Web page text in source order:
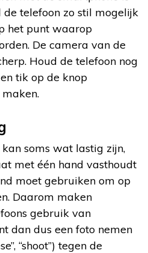
telefoon zo stil mogelijk
het punt waarop
De camera van de
Houd de telefoon nog
tik op de knop
soms wat lastig zijn,
met één hand vasthoudt
moet gebruiken om op
Daarom maken
gebruik van
dan dus een foto nemen
“shoot”) tegen de